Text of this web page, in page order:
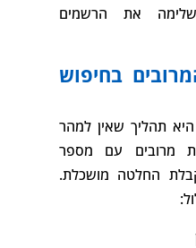
את הרשמים
בחיפוש
תהליך שאין למהר
מרובים עם מספר
החלטה מושכלת.